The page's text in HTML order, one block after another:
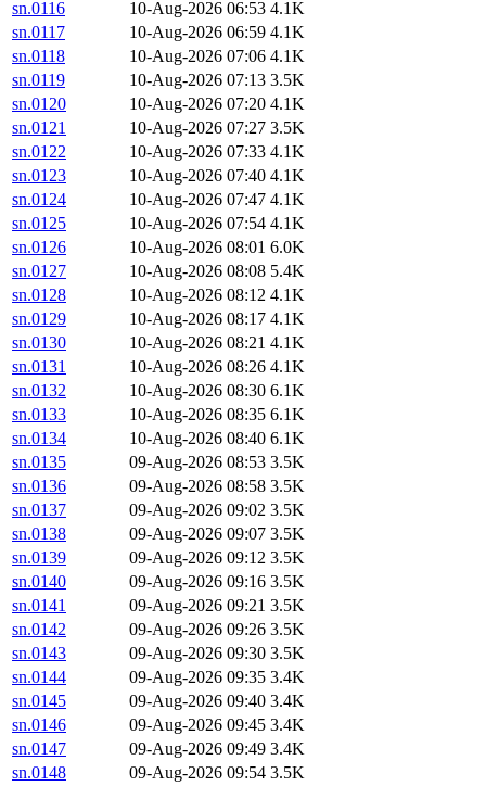
sn.0116 10-Aug-2026 06:53 4.1K
sn.0117
10-Aug-2026 06:59 4.1K
sn.0118
10-Aug-2026 07:06 4.1K
sn.0119
10-Aug-2026 07:13 3.5K
sn.0120
10-Aug-2026 07:20 4.1K
sn.0121
10-Aug-2026 07:27 3.5K
sn.0122
10-Aug-2026 07:33 4.1K
sn.0123
10-Aug-2026 07:40 4.1K
sn.0124
10-Aug-2026 07:47 4.1K
sn.0125
10-Aug-2026 07:54 4.1K
sn.0126
10-Aug-2026 08:01 6.0K
sn.0127
10-Aug-2026 08:08 5.4K
sn.0128
10-Aug-2026 08:12 4.1K
sn.0129
10-Aug-2026 08:17 4.1K
sn.0130
10-Aug-2026 08:21 4.1K
sn.0131
10-Aug-2026 08:26 4.1K
sn.0132
10-Aug-2026 08:30 6.1K
sn.0133
10-Aug-2026 08:35 6.1K
sn.0134
10-Aug-2026 08:40 6.1K
sn.0135
09-Aug-2026 08:53 3.5K
sn.0136
09-Aug-2026 08:58 3.5K
sn.0137
09-Aug-2026 09:02 3.5K
sn.0138
09-Aug-2026 09:07 3.5K
sn.0139
09-Aug-2026 09:12 3.5K
sn.0140
09-Aug-2026 09:16 3.5K
sn.0141
09-Aug-2026 09:21 3.5K
sn.0142
09-Aug-2026 09:26 3.5K
sn.0143
09-Aug-2026 09:30 3.5K
sn.0144
09-Aug-2026 09:35 3.4K
sn.0145
09-Aug-2026 09:40 3.4K
sn.0146
09-Aug-2026 09:45 3.4K
sn.0147
09-Aug-2026 09:49 3.4K
sn.0148
09-Aug-2026 09:54 3.5K